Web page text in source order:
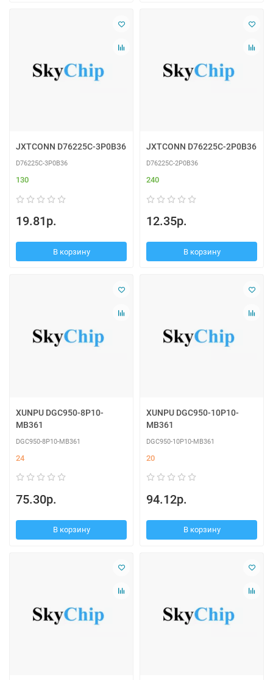
JXTCONN D76225C-3P0B36
D76225C-3P0B36
130
19.81р.
В корзину
JXTCONN D76225C-2P0B36
D76225C-2P0B36
240
12.35р.
В корзину
XUNPU DGC950-8P10-
MB361
DGC950-8P10-MB361
24
75.30р.
В корзину
XUNPU DGC950-10P10-
MB361
DGC950-10P10-MB361
20
94.12р.
В корзину